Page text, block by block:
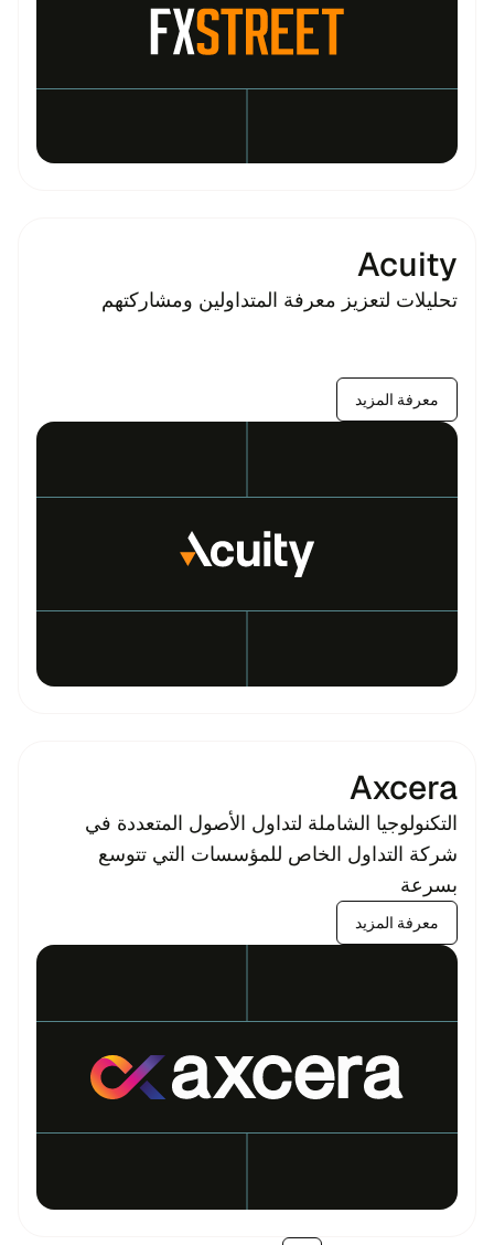
Acuity
تحليلات لتعزيز معرفة المتداولين ومشاركتهم
معرفة المزيد
Axcera
التكنولوجيا الشاملة لتداول الأصول المتعددة في
شركة التداول الخاص للمؤسسات التي تتوسع
بسرعة
معرفة المزيد